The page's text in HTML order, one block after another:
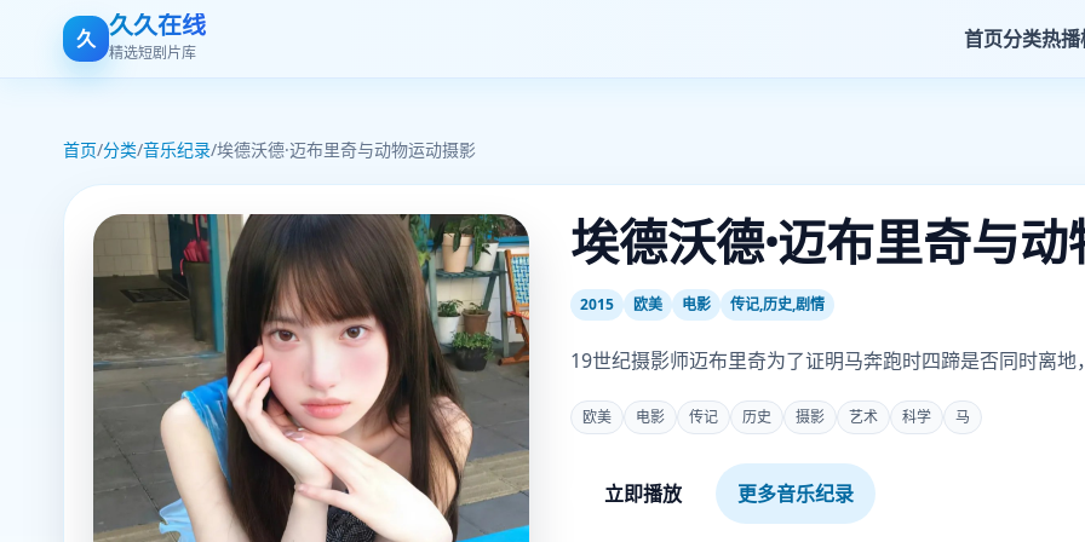
久 久久在线
精选短剧片库
首页分类热播
首页/分类/音乐纪录/埃德沃德·迈布里奇与动物运动摄影
埃德沃德·迈布里奇与
2015 欧美 电影 传记,历史,剧情
19世纪摄影师迈布里奇为了证明马奔跑时四蹄是否同时离
欧美 电影 传记 历史 摄影 艺术 科学 马
立即播放 更多音乐纪录